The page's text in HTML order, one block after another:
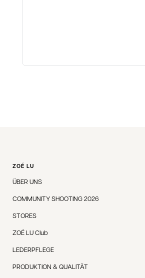
ZOÉ LU
ÜBER UNS
COMMUNITY SHOOTING 2026
STORES
ZOÉ LU Club
LEDERPFLEGE
PRODUKTION & QUALITÄT